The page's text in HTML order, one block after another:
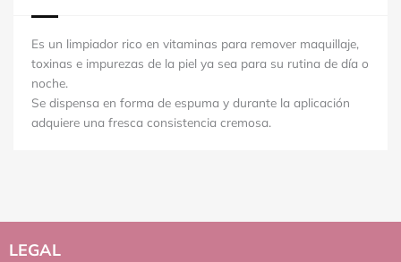
Es un limpiador rico en vitaminas para remover maquillaje,
toxinas e impurezas de la piel ya sea para su rutina de día o
noche.
Se dispensa en forma de espuma y durante la aplicación
adquiere una fresca consistencia cremosa.
LEGAL